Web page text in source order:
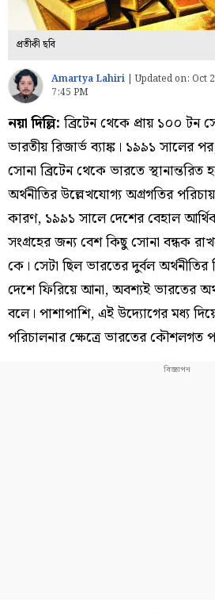
প্রতীকী ছবি
Amartya Lahiri |Updated on: Oct
7:45 PM
নয়া দিল্লি: ব্রিটেন থেকে প্রায় ১০০ টন
ভারতীয় রিজার্ভ ব্যাঙ্ক। ১৯৯১ সালের
সোনা ব্রিটেন থেকে ভারতে
অর্থনীতির উল্লেখযোগ্য অগ্রগতির
কারণ, ১৯৯১ সালে দেশের বেহাল
সংগ্রহের জন্য বেশ কিছু সোনা বন্ধক
কে। সেটা ছিল ভারতের দুর্বল অর্থনীতির
দেশে ফিরিয়ে আনা, অবশ্যই ভারতের
বলে। পাশাপাশি, এই উদ্যোগের মধ্য
পরিচালনার ক্ষেত্রে ভারতের কৌশলগত